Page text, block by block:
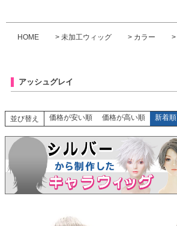
HOME 未加工ウィッグ カラー
アッシュグレイ
並び替え 価格が安い順 価格が高い順 新着順